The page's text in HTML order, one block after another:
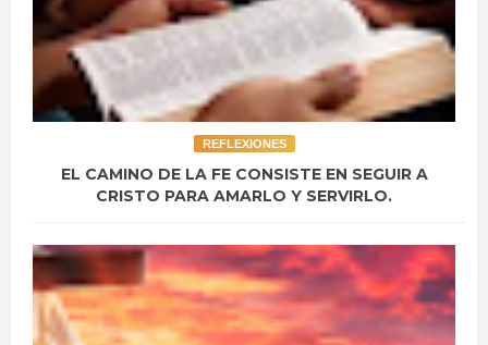
REFLEXIONES
EL CAMINO DE LA FE CONSISTE EN SEGUIR A
CRISTO PARA AMARLO Y SERVIRLO.